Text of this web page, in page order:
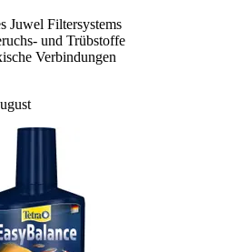
Juwel Filtersystems
und Trübstoffe
Verbindungen